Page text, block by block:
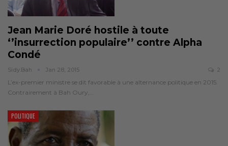
Jean Marie Doré hostile à toute
‘’insurrection populaire’’ contre Alpha
Condé
Sidy.bah Jan 28, 2015 2
L’ex-premier ministre se dit favorable à une alternance politique en 2015.
Contrairement à Bah Oury,…
POLITIQUE